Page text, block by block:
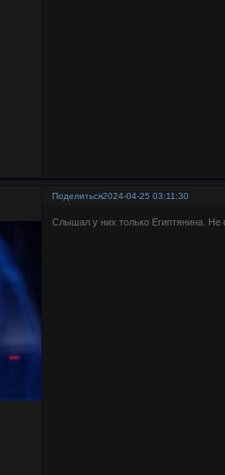
Поделиться2024-04-25 03:11:30
Слышал у них только Египтянина. Не